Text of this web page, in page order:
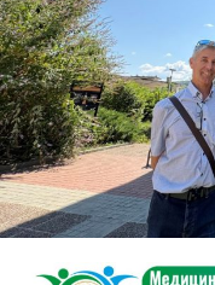
По думите ѝ
през 1861 г.
общи ценности,
заедно. „Днес
истинското
модерно да се
значими за
инициативи
заедно“, коментира